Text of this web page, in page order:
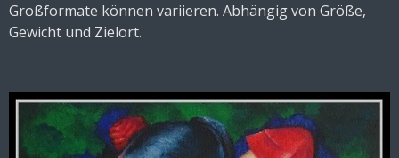
Großformate können variieren. Abhängig von Größe,
Gewicht und Zielort.